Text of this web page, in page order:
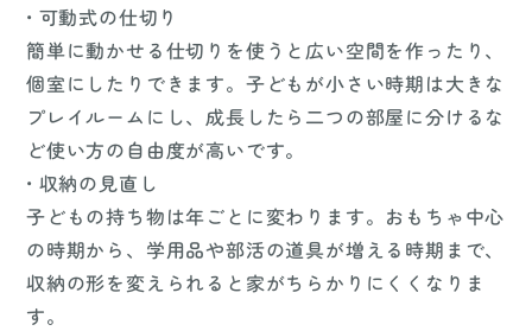
• 可動式の仕切り
簡単に動かせる仕切りを使うと広い空間を作ったり、
個室にしたりできます。子どもが小さい時期は大きな
プレイルームにし、成長したら二つの部屋に分けるな
ど使い方の自由度が高いです。
• 収納の見直し
子どもの持ち物は年ごとに変わります。おもちゃ中心
の時期から、学用品や部活の道具が増える時期まで、
収納の形を変えられると家がちらかりにくくなりま
す。